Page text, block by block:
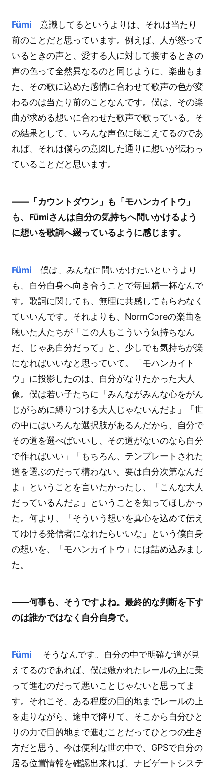
Fümi 意識してるというよりは、それは当たり
前のことだと思っています。例えば、人が怒って
いるときの声と、愛する人に対して接するときの
声の色って全然異なるのと同じように、楽曲もま
た、その歌に込めた感情に合わせて歌声の色が変
わるのは当たり前のことなんです。僕は、その楽
曲が求める想いに合わせた歌声で歌っている。そ
の結果として、いろんな声色に聴こえてるのであ
れば、それは僕らの意図した通りに想いが伝わっ
ていることだと思います。
――「カウントダウン」も「モハンカイトウ」
も、Fümiさんは自分の気持ちへ問いかけるよう
に想いを歌詞へ綴っているように感じます。
Fümi 僕は、みんなに問いかけたいというより
も、自分自身へ向き合うことで毎回精一杯なんで
す。歌詞に関しても、無理に共感してもらわなく
ていいんです。それよりも、NormCoreの楽曲を
聴いた人たちが「この人もこういう気持ちなん
だ、じゃあ自分だって」と、少しでも気持ちが楽
になればいいなと思っていて。「モハンカイト
ウ」に投影したのは、自分がなりたかった大人
像。僕は若い子たちに「みんながみんな心をがん
じがらめに縛りつける大人じゃないんだよ」「世
の中にはいろんな選択肢があるんだから、自分で
その道を選べばいいし、その道がないのなら自分
で作ればいい」「もちろん、テンプレートされた
道を選ぶのだって構わない。要は自分次第なんだ
よ」ということを言いたかったし、「こんな大人
だっているんだよ」ということを知ってほしかっ
た。何より、「そういう想いを真心を込めて伝え
てゆける発信者になれたらいいな」という僕自身
の想いを、「モハンカイトウ」には詰め込みまし
た。
――何事も、そうですよね。最終的な判断を下す
のは誰かではなく自分自身で。
Fümi そうなんです。自分の中で明確な道が見
えてるのであれば、僕は敷かれたレールの上に乗
って進むのだって悪いことじゃないと思ってま
す。それこそ、ある程度の目的地までレールの上
を走りながら、途中で降りて、そこから自分ひと
りの力で目的地まで進むことだってひとつの生き
方だと思う。今は便利な世の中で、GPSで自分の
居る位置情報を確認出来れば、ナビゲートシステ